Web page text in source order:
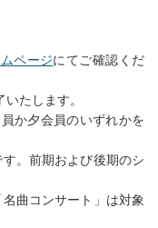
ページにてご確認くだ
たします。
か夕会員のいずれかを
。前期および後期のシ
曲コンサート」は対象